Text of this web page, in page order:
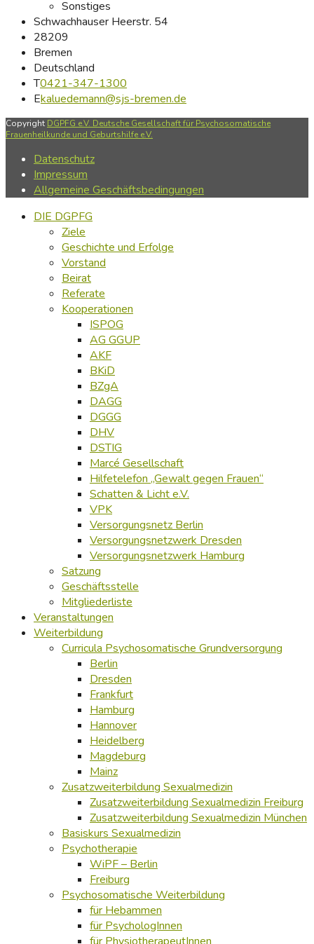
Sonstiges
Schwachhauser Heerstr. 54
28209
Bremen
Deutschland
T0421-347-1300
Ekaluedemann@sjs-bremen.de
Copyright DGPFG e.V. Deutsche Gesellschaft für Psychosomatische
Frauenheilkunde und Geburtshilfe e.V.
Datenschutz
Impressum
Allgemeine Geschäftsbedingungen
DIE DGPFG
Ziele
Geschichte und Erfolge
Vorstand
Beirat
Referate
Kooperationen
ISPOG
AG GGUP
AKF
BKiD
BZgA
DAGG
DGGG
DHV
DSTIG
Marcé Gesellschaft
Hilfetelefon „Gewalt gegen Frauen“
Schatten & Licht e.V.
VPK
Versorgungsnetz Berlin
Versorgungsnetzwerk Dresden
Versorgungsnetzwerk Hamburg
Satzung
Geschäftsstelle
Mitgliederliste
Veranstaltungen
Weiterbildung
Curricula Psychosomatische Grundversorgung
Berlin
Dresden
Frankfurt
Hamburg
Hannover
Heidelberg
Magdeburg
Mainz
Zusatzweiterbildung Sexualmedizin
Zusatzweiterbildung Sexualmedizin Freiburg
Zusatzweiterbildung Sexualmedizin München
Basiskurs Sexualmedizin
Psychotherapie
WiPF – Berlin
Freiburg
Psychosomatische Weiterbildung
für Hebammen
für PsychologInnen